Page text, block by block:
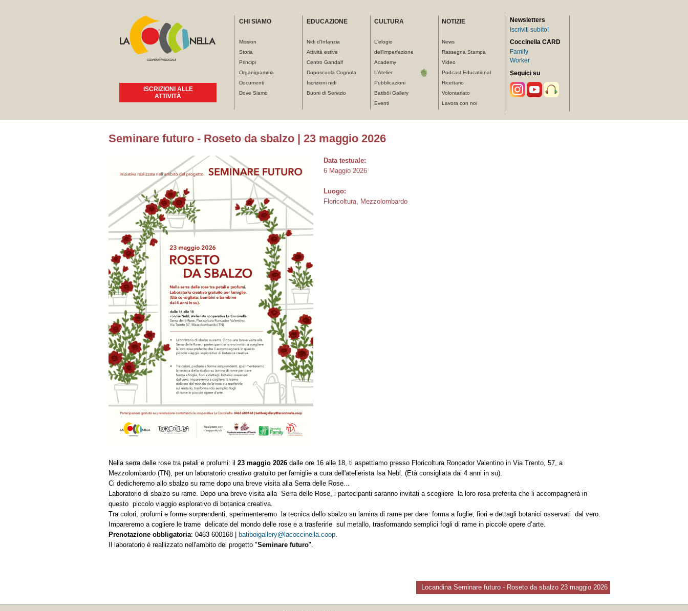
ISCRIZIONI ALLE
ATTIVITÀ
CHI SIAMO
Mission
Storia
Principi
Organigramma
Documenti
Dove Siamo
EDUCAZIONE
Nidi d'Infanzia
Attività estive
Centro Gandalf
Doposcuola Cognola
Iscrizioni nidi
Buoni di Servizio
CULTURA
L'elogio
dell'imperfezione
Academy
L’Atelier
Pubblicazioni
Batibōi Gallery
Eventi
NOTIZIE
News
Rassegna Stampa
Video
Podcast Educational
Ricettario
Volontariato
Lavora con noi
Newsletters
Iscriviti subito!
Coccinella CARD
Family
Worker
Seguici su
Tu sei qui
Seminare futuro - Roseto da sbalzo | 23 maggio 2026
Data testuale:
6 Maggio 2026
Luogo:
Floricoltura, Mezzolombardo
Nella serra delle rose tra petali e profumi: il 23 maggio 2026 dalle ore 16 alle 18, ti aspettiamo presso Floricoltura Roncador Valentino in Via Trento, 57, a
Mezzolombardo (TN), per un laboratorio creativo gratuito per famiglie a cura dell'atelierista Isa Nebl. (Età consigliata dai 4 anni in su).
Ci dedicheremo allo sbalzo su rame dopo una breve visita alla Serra delle Rose...
Laboratorio di sbalzo su rame. Dopo una breve visita alla Serra delle Rose, i partecipanti saranno invitati a scegliere la loro rosa preferita che li accompagnerà in
questo piccolo viaggio esplorativo di botanica creativa.
Tra colori, profumi e forme sorprendenti, sperimenteremo la tecnica dello sbalzo su lamina di rame per dare forma a foglie, fiori e dettagli botanici osservati dal vero.
Impareremo a cogliere le trame delicate del mondo delle rose e a trasferirle sul metallo, trasformando semplici fogli di rame in piccole opere d’arte.
Prenotazione obbligatoria: 0463 600168 | batiboigallery@lacoccinella.coop.
Il laboratorio è reallizzato nell'ambito del progetto "Seminare futuro".
Locandina Seminare futuro - Roseto da sbalzo 23 maggio 2026